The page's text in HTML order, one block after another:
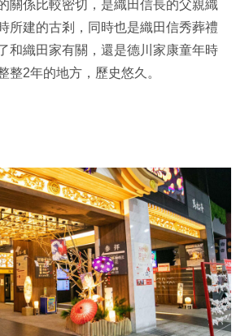
關係比較密切，是織田信長的父親織
所建的古剎，同時也是織田信秀葬禮
和織田家有關，還是德川家康童年時
整2年的地方，歷史悠久。